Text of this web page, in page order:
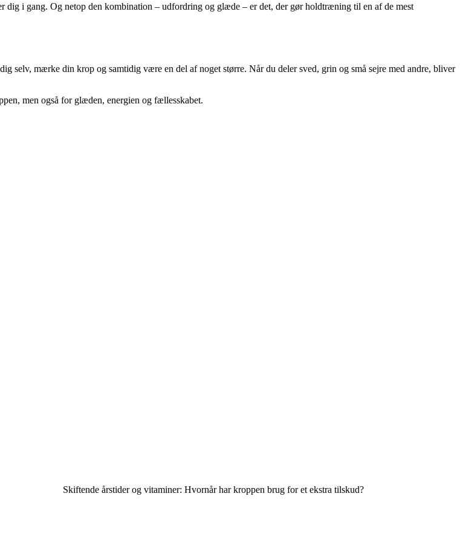
i gang. Og netop den kombination – udfordring og glæde – er det, der gør holdtræning til en af de mest
selv, mærke din krop og samtidig være en del af noget større. Når du deler sved, grin og små sejre med andre, bliver
men også for glæden, energien og fællesskabet.
Skiftende årstider og vitaminer: Hvornår har kroppen brug for et ekstra tilskud?